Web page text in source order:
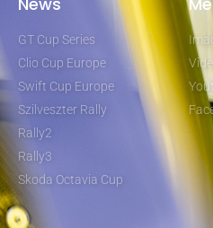
GT Cup Series
Clio Cup Europe
Swift Cup Europe
Szilveszter Rally
Rally2
Rally3
Skoda Octavia Cup